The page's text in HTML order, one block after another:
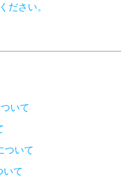
ださい。
いて
ついて
いて